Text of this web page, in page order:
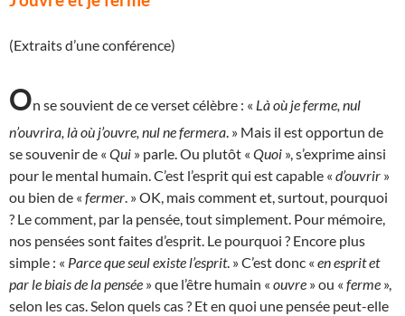
(Extraits d’une conférence)
On se souvient de ce verset célèbre : « Là où je ferme, nul
n’ouvrira, là où j’ouvre, nul ne fermera . » Mais il est opportun de
se souvenir de « Qui » parle. Ou plutôt « Quoi », s’exprime ainsi
pour le mental humain. C’est l’esprit qui est capable « d’ouvrir »
ou bien de « fermer . » OK, mais comment et, surtout, pourquoi
? Le comment, par la pensée, tout simplement. Pour mémoire,
nos pensées sont faites d’esprit. Le pourquoi ? Encore plus
simple : « Parce que seul existe l’esprit. » C’est donc « en esprit et
par le biais de la pensée » que l’être humain « ouvre » ou « ferme »,
selon les cas. Selon quels cas ? Et en quoi une pensée peut-elle